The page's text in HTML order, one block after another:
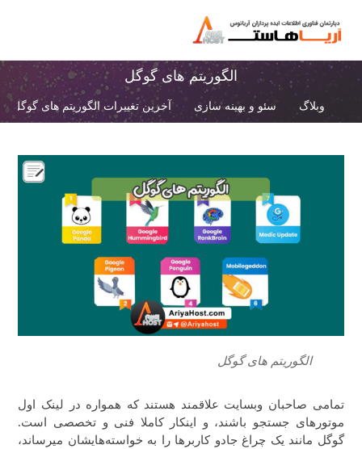
الگوریتم های گوگل
وبلاگ سئو و بهینه سازی آخرین تغییرات الگوریتم های گوگل
الگوریتم های گوگل
تمامی صاحبان وبسایت علاقمند هستند که همواره در لینک اول
موتورهای جستجو باشند، و اینکار کاملا فنی و تخصصی است.
گوگل مانند یک چراغ جادو کاربرها را به خواسته‌هایشان میرساند،